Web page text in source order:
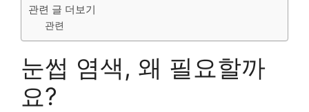
관련 글 더보기
관련
눈썹 염색, 왜 필요할까
요?